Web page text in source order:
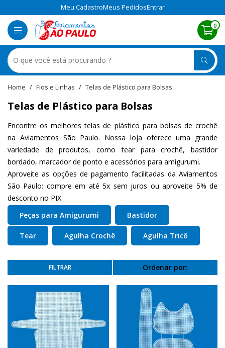
Meu CadastroMeus PedidosEntrar
0
Fios e Linhas Telas de Plástico para Bolsas
Telas de Plástico para Bolsas
Encontre os melhores telas de plástico para bolsas de crochê
na Aviamentos São Paulo. Nossa loja oferece uma grande
variedade de produtos, como tear para crochê, bastidor
bordado, marcador de ponto e acessórios para amigurumi.
Aproveite as opções de pagamento facilitadas da Aviamentos
São Paulo: compre em até 5x sem juros ou aproveite 5% de
desconto no PIX
Peças para Amigurumi
Bastidor
Tear Agulha Crochê Agulha Tricô
Ordenar por: